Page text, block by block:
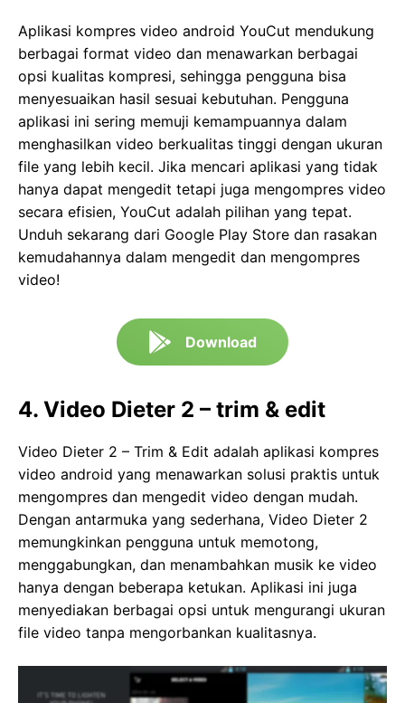
Aplikasi kompres video android YouCut mendukung
berbagai format video dan menawarkan berbagai
opsi kualitas kompresi, sehingga pengguna bisa
menyesuaikan hasil sesuai kebutuhan. Pengguna
aplikasi ini sering memuji kemampuannya dalam
menghasilkan video berkualitas tinggi dengan ukuran
file yang lebih kecil. Jika mencari aplikasi yang tidak
hanya dapat mengedit tetapi juga mengompres video
secara efisien, YouCut adalah pilihan yang tepat.
Unduh sekarang dari Google Play Store dan rasakan
kemudahannya dalam mengedit dan mengompres
video!
Download
4. Video Dieter 2 – trim & edit
Video Dieter 2 – Trim & Edit adalah aplikasi kompres
video android yang menawarkan solusi praktis untuk
mengompres dan mengedit video dengan mudah.
Dengan antarmuka yang sederhana, Video Dieter 2
memungkinkan pengguna untuk memotong,
menggabungkan, dan menambahkan musik ke video
hanya dengan beberapa ketukan. Aplikasi ini juga
menyediakan berbagai opsi untuk mengurangi ukuran
file video tanpa mengorbankan kualitasnya.